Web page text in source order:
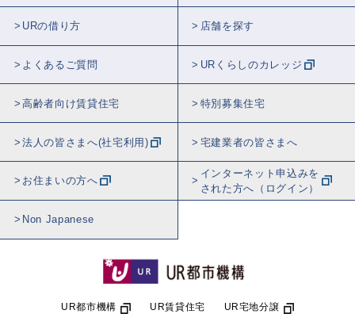
URの借り方 店舗を探す
よくあるご質問 URくらしのカレッジ
高齢者向け賃貸住宅 特別募集住宅
法人の皆さまへ(社宅利用) 宅建業者の皆さまへ
お住まいの方へ
インターネット申込みを
された方へ（ログイン）
Non Japanese
UR都市機構 UR賃貸住宅 UR宅地分譲